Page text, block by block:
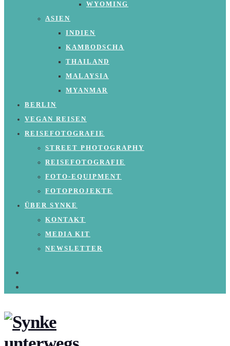
WYOMING
ASIEN
INDIEN
KAMBODSCHA
THAILAND
MALAYSIA
MYANMAR
BERLIN
VEGAN REISEN
REISEFOTOGRAFIE
STREET PHOTOGRAPHY
REISEFOTOGRAFIE
FOTO-EQUIPMENT
FOTOPROJEKTE
ÜBER SYNKE
KONTAKT
MEDIA KIT
NEWSLETTER